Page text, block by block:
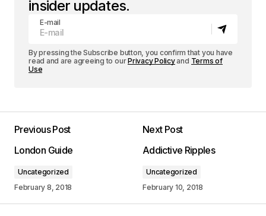
insider updates.
E-mail
By pressing the Subscribe button, you confirm that you have
read and are agreeing to ourPrivacy Policyand Terms of
Use
Previous Post
London Guide
Uncategorized
February 8, 2018
Next Post
Addictive Ripples
Uncategorized
February 10, 2018